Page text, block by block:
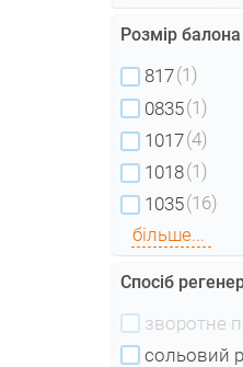
Розмір балона
817(1)
0835(1)
1017(4)
1018(1)
1035(16)
більше...
Спосіб
зворотне
сольовий